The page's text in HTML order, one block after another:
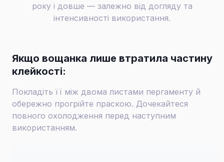
року і довше — залежно від догляду та
інтенсивності використання.
Якщо вощанка лише втратила частину
клейкості:
Покладіть її між двома листами пергаменту й
обережно прогрійте праскою. Дочекайтеся
повного охолодження перед наступним
використанням.